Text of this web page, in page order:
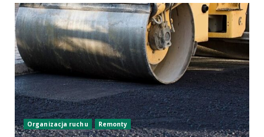
Organizacja ruchu Remonty